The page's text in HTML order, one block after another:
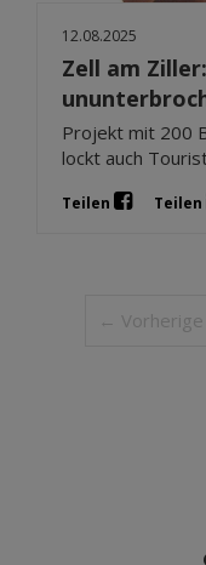
12.08.2025
Zell am
Projekt mit 200
lockt auch
Teilen Teilen
← Vorherige